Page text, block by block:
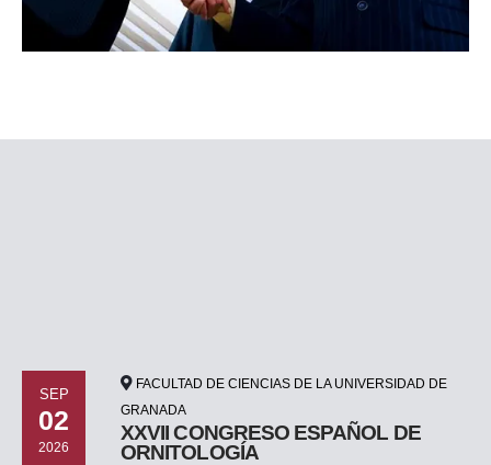
SEP
02
2026
FACULTAD DE CIENCIAS DE LA UNIVERSIDAD DE
GRANADA
XXVII CONGRESO ESPAÑOL DE
ORNITOLOGÍA